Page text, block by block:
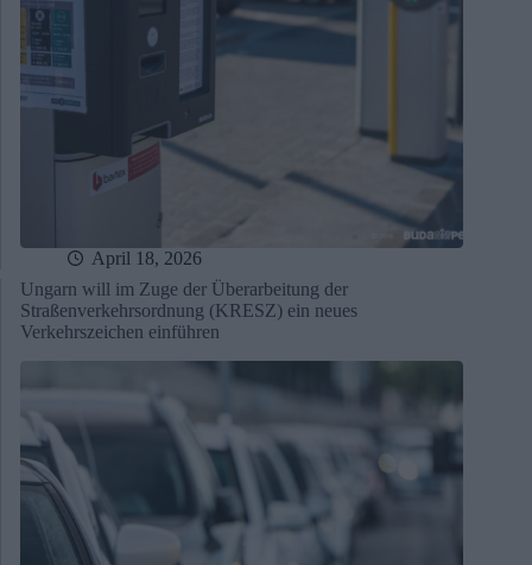
April 18, 2026
Ungarn will im Zuge der Überarbeitung der
Straßenverkehrsordnung (KRESZ) ein neues
Verkehrszeichen einführen